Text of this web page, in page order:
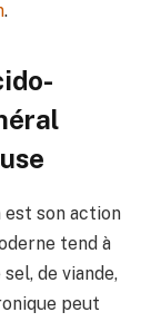
.
est son action
tend à
de viande,
peut